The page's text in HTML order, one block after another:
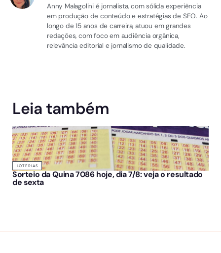
Anny Malagolini é jornalista, com sólida experiência
em produção de conteúdo e estratégias de SEO. Ao
longo de 15 anos de carreira, atuou em grandes
redações, com foco em audiência orgânica,
relevância editorial e jornalismo de qualidade.
Leia também
LOTERIAS
Sorteio da Quina 7086 hoje, dia 7/8: veja o resultado
de sexta